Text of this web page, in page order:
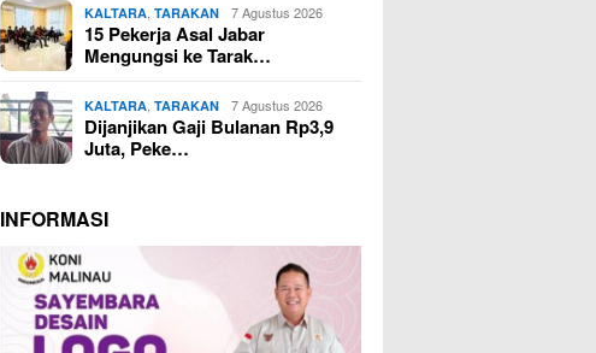
KALTARA ,TARAKAN 7 Agustus 2026
15 Pekerja Asal Jabar
Mengungsi ke Tarak…
KALTARA ,TARAKAN 7 Agustus 2026
Dijanjikan Gaji Bulanan Rp3,9
Juta, Peke…
INFORMASI